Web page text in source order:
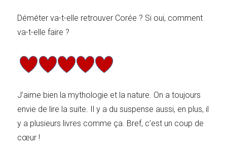
Déméter va-t-elle retrouver Corée ? Si oui, comment
va-t-elle faire ?
J’aime bien la mythologie et la nature. On a toujours
envie de lire la suite. Il y a du suspense aussi, en plus, il
y a plusieurs livres comme ça. Bref, c’est un coup de
cœur !